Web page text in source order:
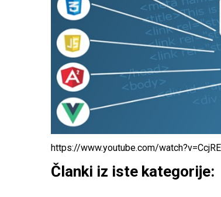
https://www.youtube.com/
Članki iz iste kategorije: